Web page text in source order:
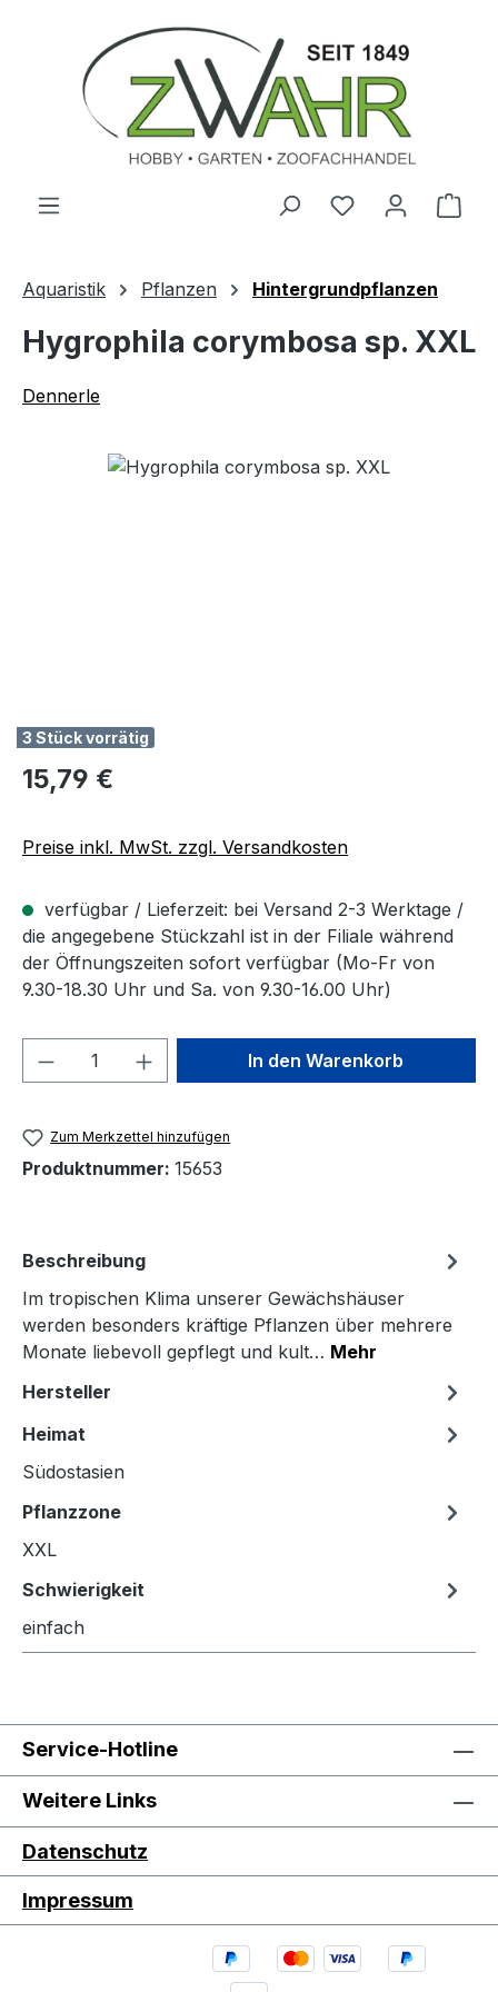
Zum Hauptinhalt springen
Aquaristik Pflanzen Hintergrundpflanzen
Hygrophila corymbosa sp. XXL
Dennerle
Bildergalerie überspringen
3 Stück vorrätig
Regulärer Preis:
15,79 €
Preise inkl. MwSt. zzgl. Versandkosten
verfügbar / Lieferzeit: bei Versand 2-3 Werktage /
die angegebene Stückzahl ist in der Filiale während
der Öffnungszeiten sofort verfügbar (Mo-Fr von
9.30-18.30 Uhr und Sa. von 9.30-16.00 Uhr)
Produkt Anzahl: Gib denIn den Warenkorb
Zum Merkzettel hinzufügen
Produktnummer: 15653
Beschreibung
Im tropischen Klima unserer Gewächshäuser
werden besonders kräftige Pflanzen über mehrere
Monate liebevoll gepflegt und kult… Mehr
Hersteller
Heimat
Südostasien
Pflanzzone
XXL
Schwierigkeit
einfach
Service-Hotline
Weitere Links
Datenschutz
Impressum